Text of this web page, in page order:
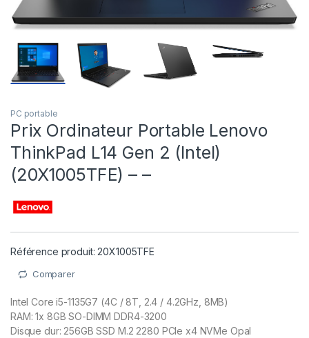
PC portable
Prix Ordinateur Portable Lenovo
ThinkPad L14 Gen 2 (Intel)
(20X1005TFE) – –
Référence produit: 20X1005TFE
Comparer
Intel Core i5-1135G7 (4C / 8T, 2.4 / 4.2GHz, 8MB)
RAM: 1x 8GB SO-DIMM DDR4-3200
Disque dur: 256GB SSD M.2 2280 PCIe x4 NVMe Opal